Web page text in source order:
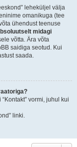
leheküljel välja
omanikuga (tee
ühendust teenuse
midagi
võtta. Ära võta
saidiga seotud. Kui
saada.
vormi, juhul kui
linki.